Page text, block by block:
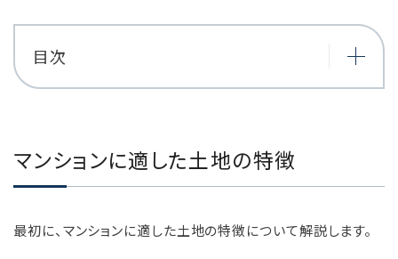
目次
マンションに適した土地の特徴
最初に、マンションに適した土地の特徴について解説します。